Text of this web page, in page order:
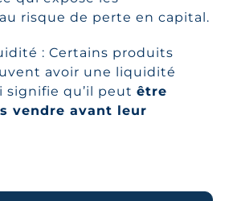
risque de perte en capital.
: Certains produits
avoir une liquidité
signifie qu’il peut être
vendre avant leur